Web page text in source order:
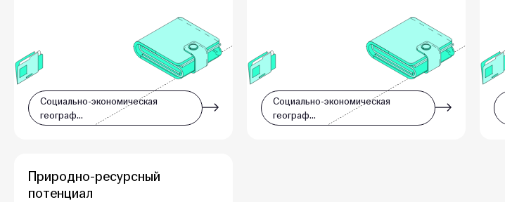
Социально-экономическая
географ…
Социально-экономическая
географ…
Природно-ресурсный
потенциал